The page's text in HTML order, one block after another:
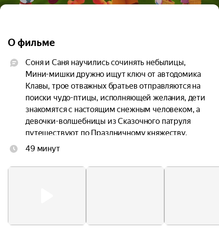
О фильме
Соня и Саня научились сочинять небылицы,
Мини-мишки дружно ищут ключ от автодомика
Клавы, трое отважных братьев отправляются на
поиски чудо-птицы, исполняющей желания, дети
знакомятся с настоящим снежным человеком, а
девочки-волшебницы из Сказочного патруля
путешествуют по Праздничному княжеству.
49 минут